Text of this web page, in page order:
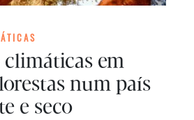
climáticas em
num país
e seco